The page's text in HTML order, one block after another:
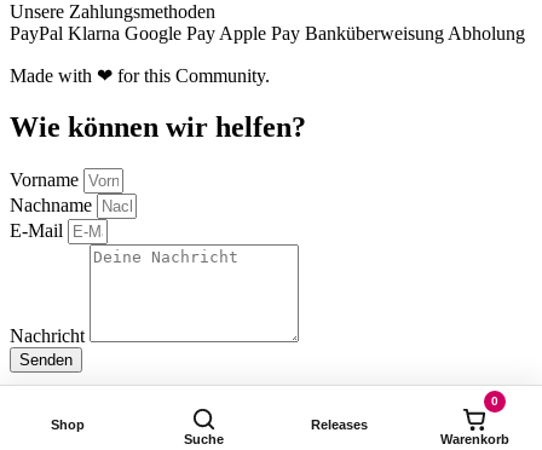
Shop
Suche
Releases
Warenkorb
0
Unsere Zahlungsmethoden
PayPal Klarna Google Pay Apple Pay Banküberweisung Abholung
Made with ❤ for this Community.
Wie können wir helfen?
Vorname
Nachname
E-Mail
Nachricht
Senden